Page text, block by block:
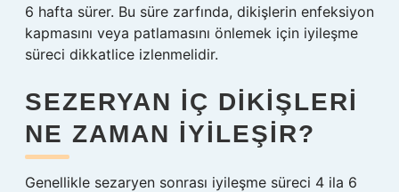
6 hafta sürer. Bu süre zarfında, dikişlerin enfeksiyon
kapmasını veya patlamasını önlemek için iyileşme
süreci dikkatlice izlenmelidir.
SEZERYAN IÇ DIKIŞLERI
NE ZAMAN IYILEŞIR?
Genellikle sezaryen sonrası iyileşme süreci 4 ila 6